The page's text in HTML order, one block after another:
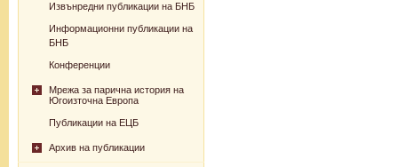
Извънредни публикации на БНБ
Информационни публикации на
БНБ
Конференции
Мрежа за парична история на
Югоизточна Европа
Публикации на ЕЦБ
Архив на публикации